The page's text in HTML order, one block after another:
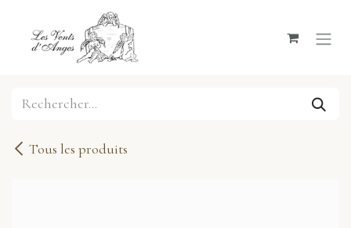
Se rendre au contenu
Tous les produits